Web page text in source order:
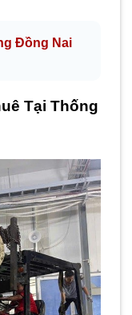
Đồng Nai
Tại Thống